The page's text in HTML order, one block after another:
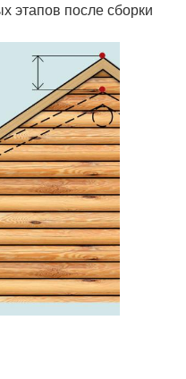
этапов после сборки